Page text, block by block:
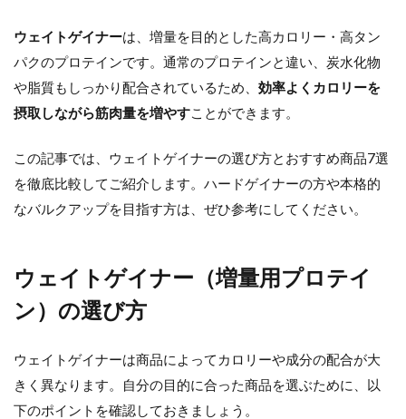
ウェイトゲイナーは、増量を目的とした高カロリー・高タン
パクのプロテインです。通常のプロテインと違い、炭水化物
や脂質もしっかり配合されているため、 効率よくカロリーを
摂取しながら筋肉量を増やすことができます。
この記事では、ウェイトゲイナーの選び方とおすすめ商品7選
を徹底比較してご紹介します。ハードゲイナーの方や本格的
なバルクアップを目指す方は、ぜひ参考にしてください。
ウェイトゲイナー（増量用プロテイ
ン）の選び方
ウェイトゲイナーは商品によってカロリーや成分の配合が大
きく異なります。自分の目的に合った商品を選ぶために、以
下のポイントを確認しておきましょう。